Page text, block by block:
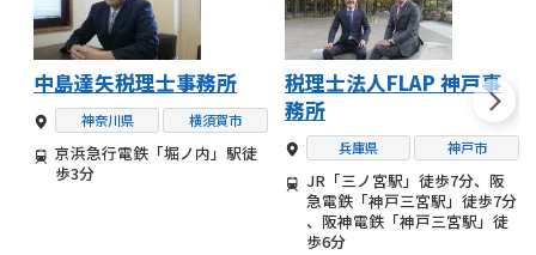
中島達矢税理士事務所
神奈川県 横須賀市
京浜急行電鉄「堀ノ内」駅徒
歩3分
税理士法人FLAP 神戸事
務所
兵庫県 神戸市
JR「三ノ宮駅」徒歩7分、阪
急電鉄「神戸三宮駅」徒歩7分
、阪神電鉄「神戸三宮駅」徒
歩6分